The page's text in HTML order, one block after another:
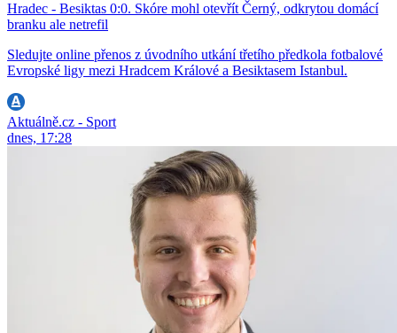
Hradec - Besiktas 0:0. Skóre mohl otevřít Černý, odkrytou domácí
branku ale netrefil
Sledujte online přenos z úvodního utkání třetího předkola fotbalové
Evropské ligy mezi Hradcem Králové a Besiktasem Istanbul.
Aktuálně.cz - Sport
dnes, 17:28